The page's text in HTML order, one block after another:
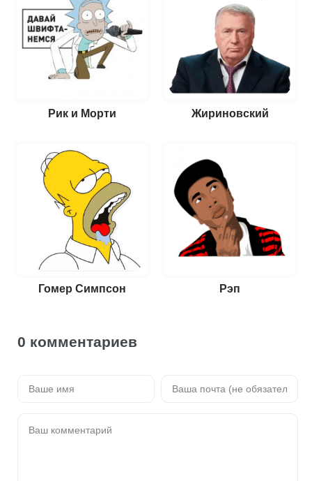
Рик и Морти Жириновский
Гомер Симпсон Рэп
0 комментариев